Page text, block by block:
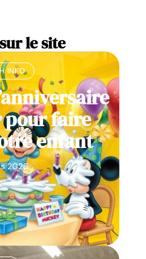
le site
INFO
pour faire
enfant
2026